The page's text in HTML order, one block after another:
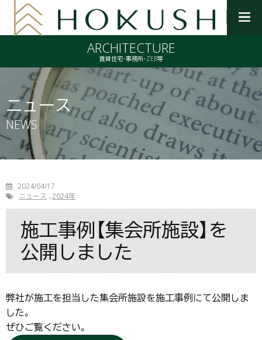
を
開
く
ARCHITECTURE
賃貸住宅・事務所・ZEB等
ニュース
NEWS
2024/04/17
ニュース 2024年
施工事例【集会所施設】を
公開しました
弊社が施工を担当した集会所施設を施工事例にて公開しま
した。
ぜひご覧ください。